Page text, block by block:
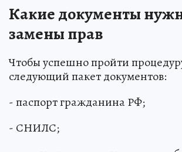
Какие документы
замены прав
Чтобы успешно пройти
следующий пакет документов:
- паспорт гражданина РФ;
- СНИЛС;